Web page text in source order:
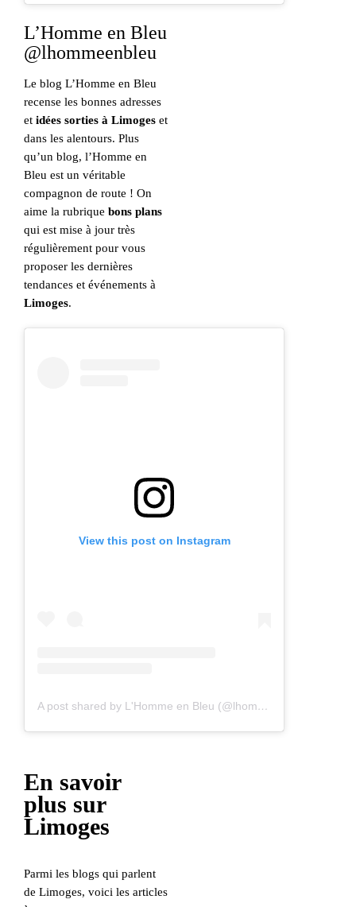
L’Homme en Bleu
@lhommeenbleu
Le blog L’Homme en Bleu
recense les bonnes adresses
et idées sorties à Limoges et
dans les alentours. Plus
qu’un blog, l’Homme en
Bleu est un véritable
compagnon de route ! On
aime la rubrique bons plans
qui est mise à jour très
régulièrement pour vous
proposer les dernières
tendances et événements à
Limoges.
View this post on Instagram
A post shared by L'Homme en Bleu (@lhommeenbleu)
En savoir
plus sur
Limoges
Parmi les blogs qui parlent
de Limoges, voici les articles